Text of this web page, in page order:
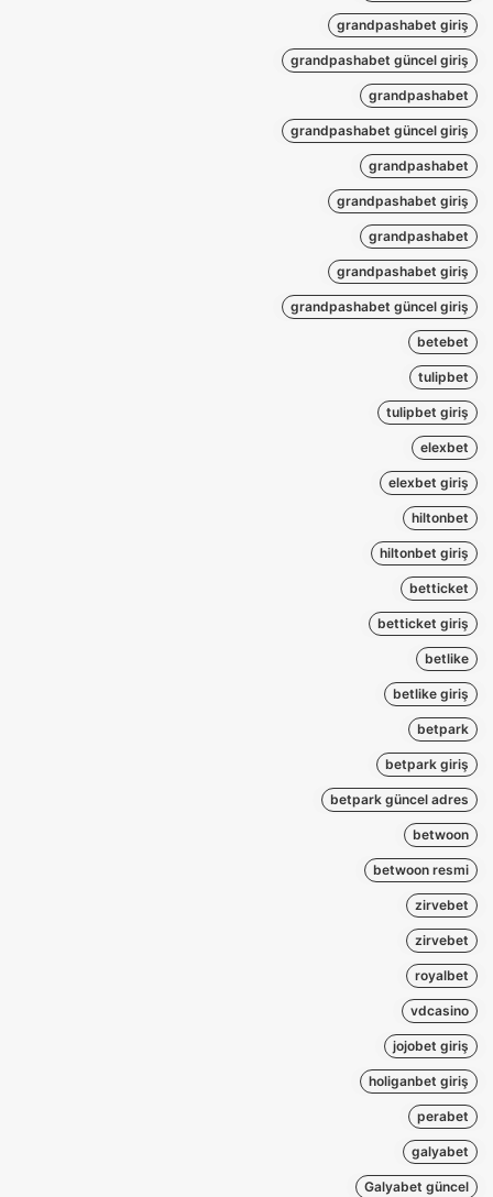
grandpashabet giriş
grandpashabet güncel giriş
grandpashabet
grandpashabet güncel giriş
grandpashabet
grandpashabet giriş
grandpashabet
grandpashabet giriş
grandpashabet güncel giriş
betebet
tulipbet
tulipbet giriş
elexbet
elexbet giriş
hiltonbet
hiltonbet giriş
betticket
betticket giriş
betlike
betlike giriş
betpark
betpark giriş
betpark güncel adres
betwoon
betwoon resmi
zirvebet
zirvebet
royalbet
vdcasino
jojobet giriş
holiganbet giriş
perabet
galyabet
Galyabet güncel